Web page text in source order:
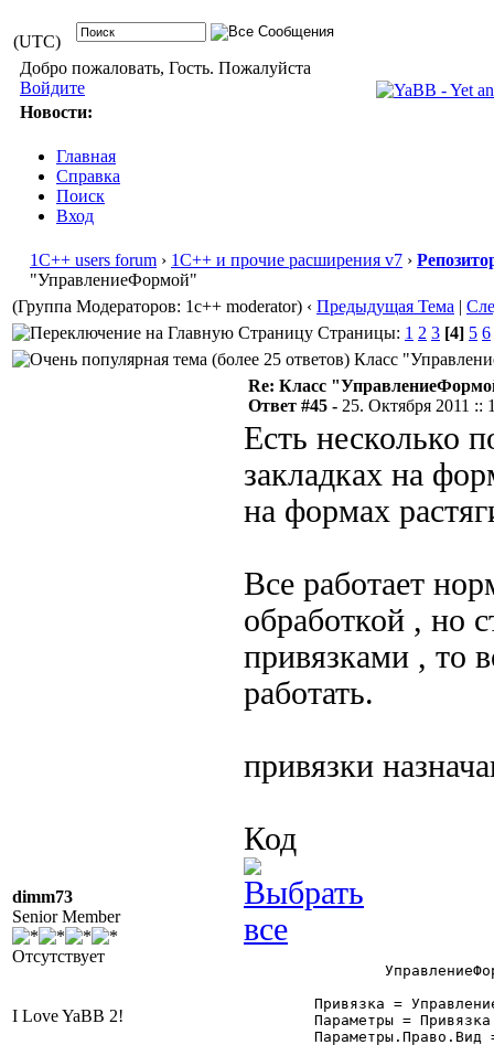
(UTC)
Добро пожаловать, Гость. Пожалуйста
Войдите
Новости:
Главная
Справка
Поиск
Вход
1С++ users forum › 1С++ и прочие расширения v7 ›
"УправлениеФормой"
(Группа Модераторов: 1c++ moderator) ‹ Предыдущая Тема |
Страницы: 1 2 3 [4] 5 6
Класс
dimm73
Senior Member
Отсутствует
I Love YaBB 2!
Re: Класс
Ответ #45 - 25. Октября 2011 ::
Есть несколько
закладках на
на формах
Все работает
обработкой , но
привязками , то
работать.
привязки
Код